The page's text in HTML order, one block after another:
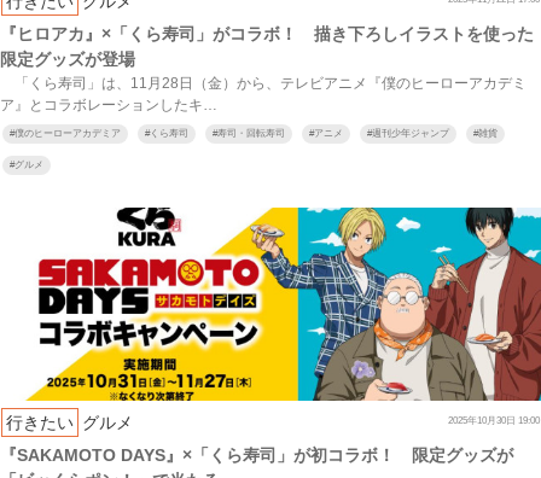
『ヒロアカ』×「くら寿司」がコラボ！ 描き下ろしイラストを使った
限定グッズが登場
「くら寿司」は、11月28日（金）から、テレビアニメ『僕のヒーローアカデミ
ア』とコラボレーションしたキ…
#僕のヒーローアカデミア #くら寿司 #寿司・回転寿司 #アニメ #週刊少年ジャンプ #雑貨
#グルメ
行きたい グルメ 2025年10月30日 19:00
『SAKAMOTO DAYS』×「くら寿司」が初コラボ！ 限定グッズが